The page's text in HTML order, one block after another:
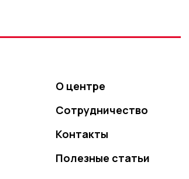
О центре
Сотрудничество
Контакты
Полезные статьи